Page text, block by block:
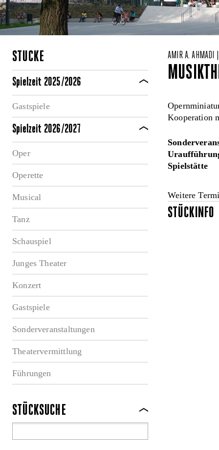
STÜCKE
Spielzeit 2025/2026
Gastspiele
Spielzeit 2026/2027
Oper
Operette
Musical
Tanz
Schauspiel
Junges Theater
Konzert
Gastspiele
Sonderveranstaltungen
Theatervermittlung
Führungen
STÜCKSUCHE
AMIR A. AHMADI
Kooperation
Spielstätte
Weitere
STÜCKINFO